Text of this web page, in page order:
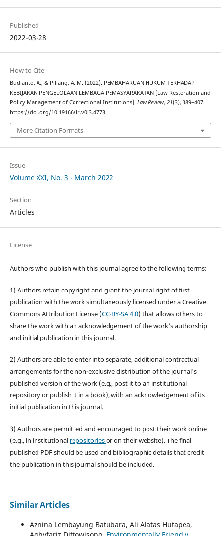
Published
2022-03-28
How to Cite
Budianto, A., & Piliang, A. M. (2022). PEMBAHARUAN HUKUM TERHADAP
KEBIJAKAN PENGELOLAAN LEMBAGA PEMASYARAKATAN [Law Restoration and
Policy Management of Correctional Institutions]. Law Review, 21(3), 389–407.
https://doi.org/10.19166/lr.v0i3.4773
More Citation Formats
Issue
Volume XXI, No. 3 - March 2022
Section
Articles
License
Authors who publish with this journal agree to the following terms:
1) Authors retain copyright and grant the journal right of first
publication with the work simultaneously licensed under a Creative
Commons Attribution License (CC-BY-SA 4.0) that allows others to
share the work with an acknowledgement of the work's authorship
and initial publication in this journal.
2) Authors are able to enter into separate, additional contractual
arrangements for the non-exclusive distribution of the journal's
published version of the work (e.g., post it to an institutional
repository or publish it in a book), with an acknowledgement of its
initial publication in this journal.
3) Authors are permitted and encouraged to post their work online
(e.g., in institutional repositoriesor on their website). The final
published PDF should be used and bibliographic details that credit
the publication in this journal should be included.
Similar Articles
Aznina Lembayung Batubara, Ali Alatas Hutapea,